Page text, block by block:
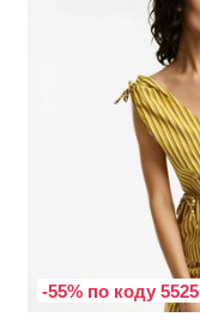
-55% по коду 5525